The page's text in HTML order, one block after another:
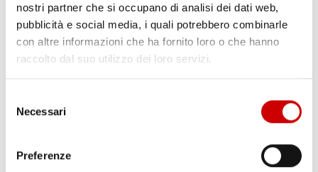
nostri partner che si occupano di analisi dei dati web,
pubblicità e social media, i quali potrebbero combinarle
con altre informazioni che ha fornito loro o che hanno
raccolto dal suo utilizzo dei loro servizi.
delNecessari
Preferenze
POZZUOLI: CITTADINI CONTRO GESTIONE EMERGENZA
BRADISISMO
Leggi l'articolo